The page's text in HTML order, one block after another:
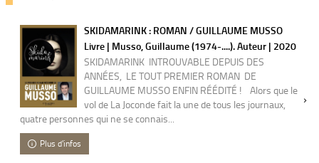
SKIDAMARINK : ROMAN / GUILLAUME MUSSO
Livre | Musso, Guillaume (1974-....). Auteur | 2020
SKIDAMARINK INTROUVABLE DEPUIS DES
ANNÉES, LE TOUT PREMIER ROMAN DE
GUILLAUME MUSSO ENFIN RÉÉDITÉ ! Alors que le
vol de La Joconde fait la une de tous les journaux,
quatre personnes qui ne se connais...
Plus d'infos